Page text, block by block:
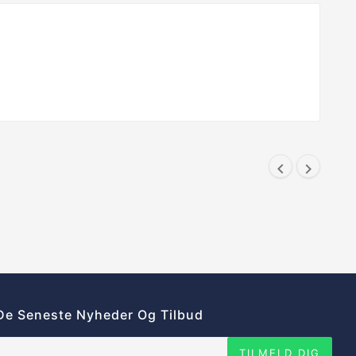
 
Seneste Nyheder Og Tilbud
TILMELD DIG